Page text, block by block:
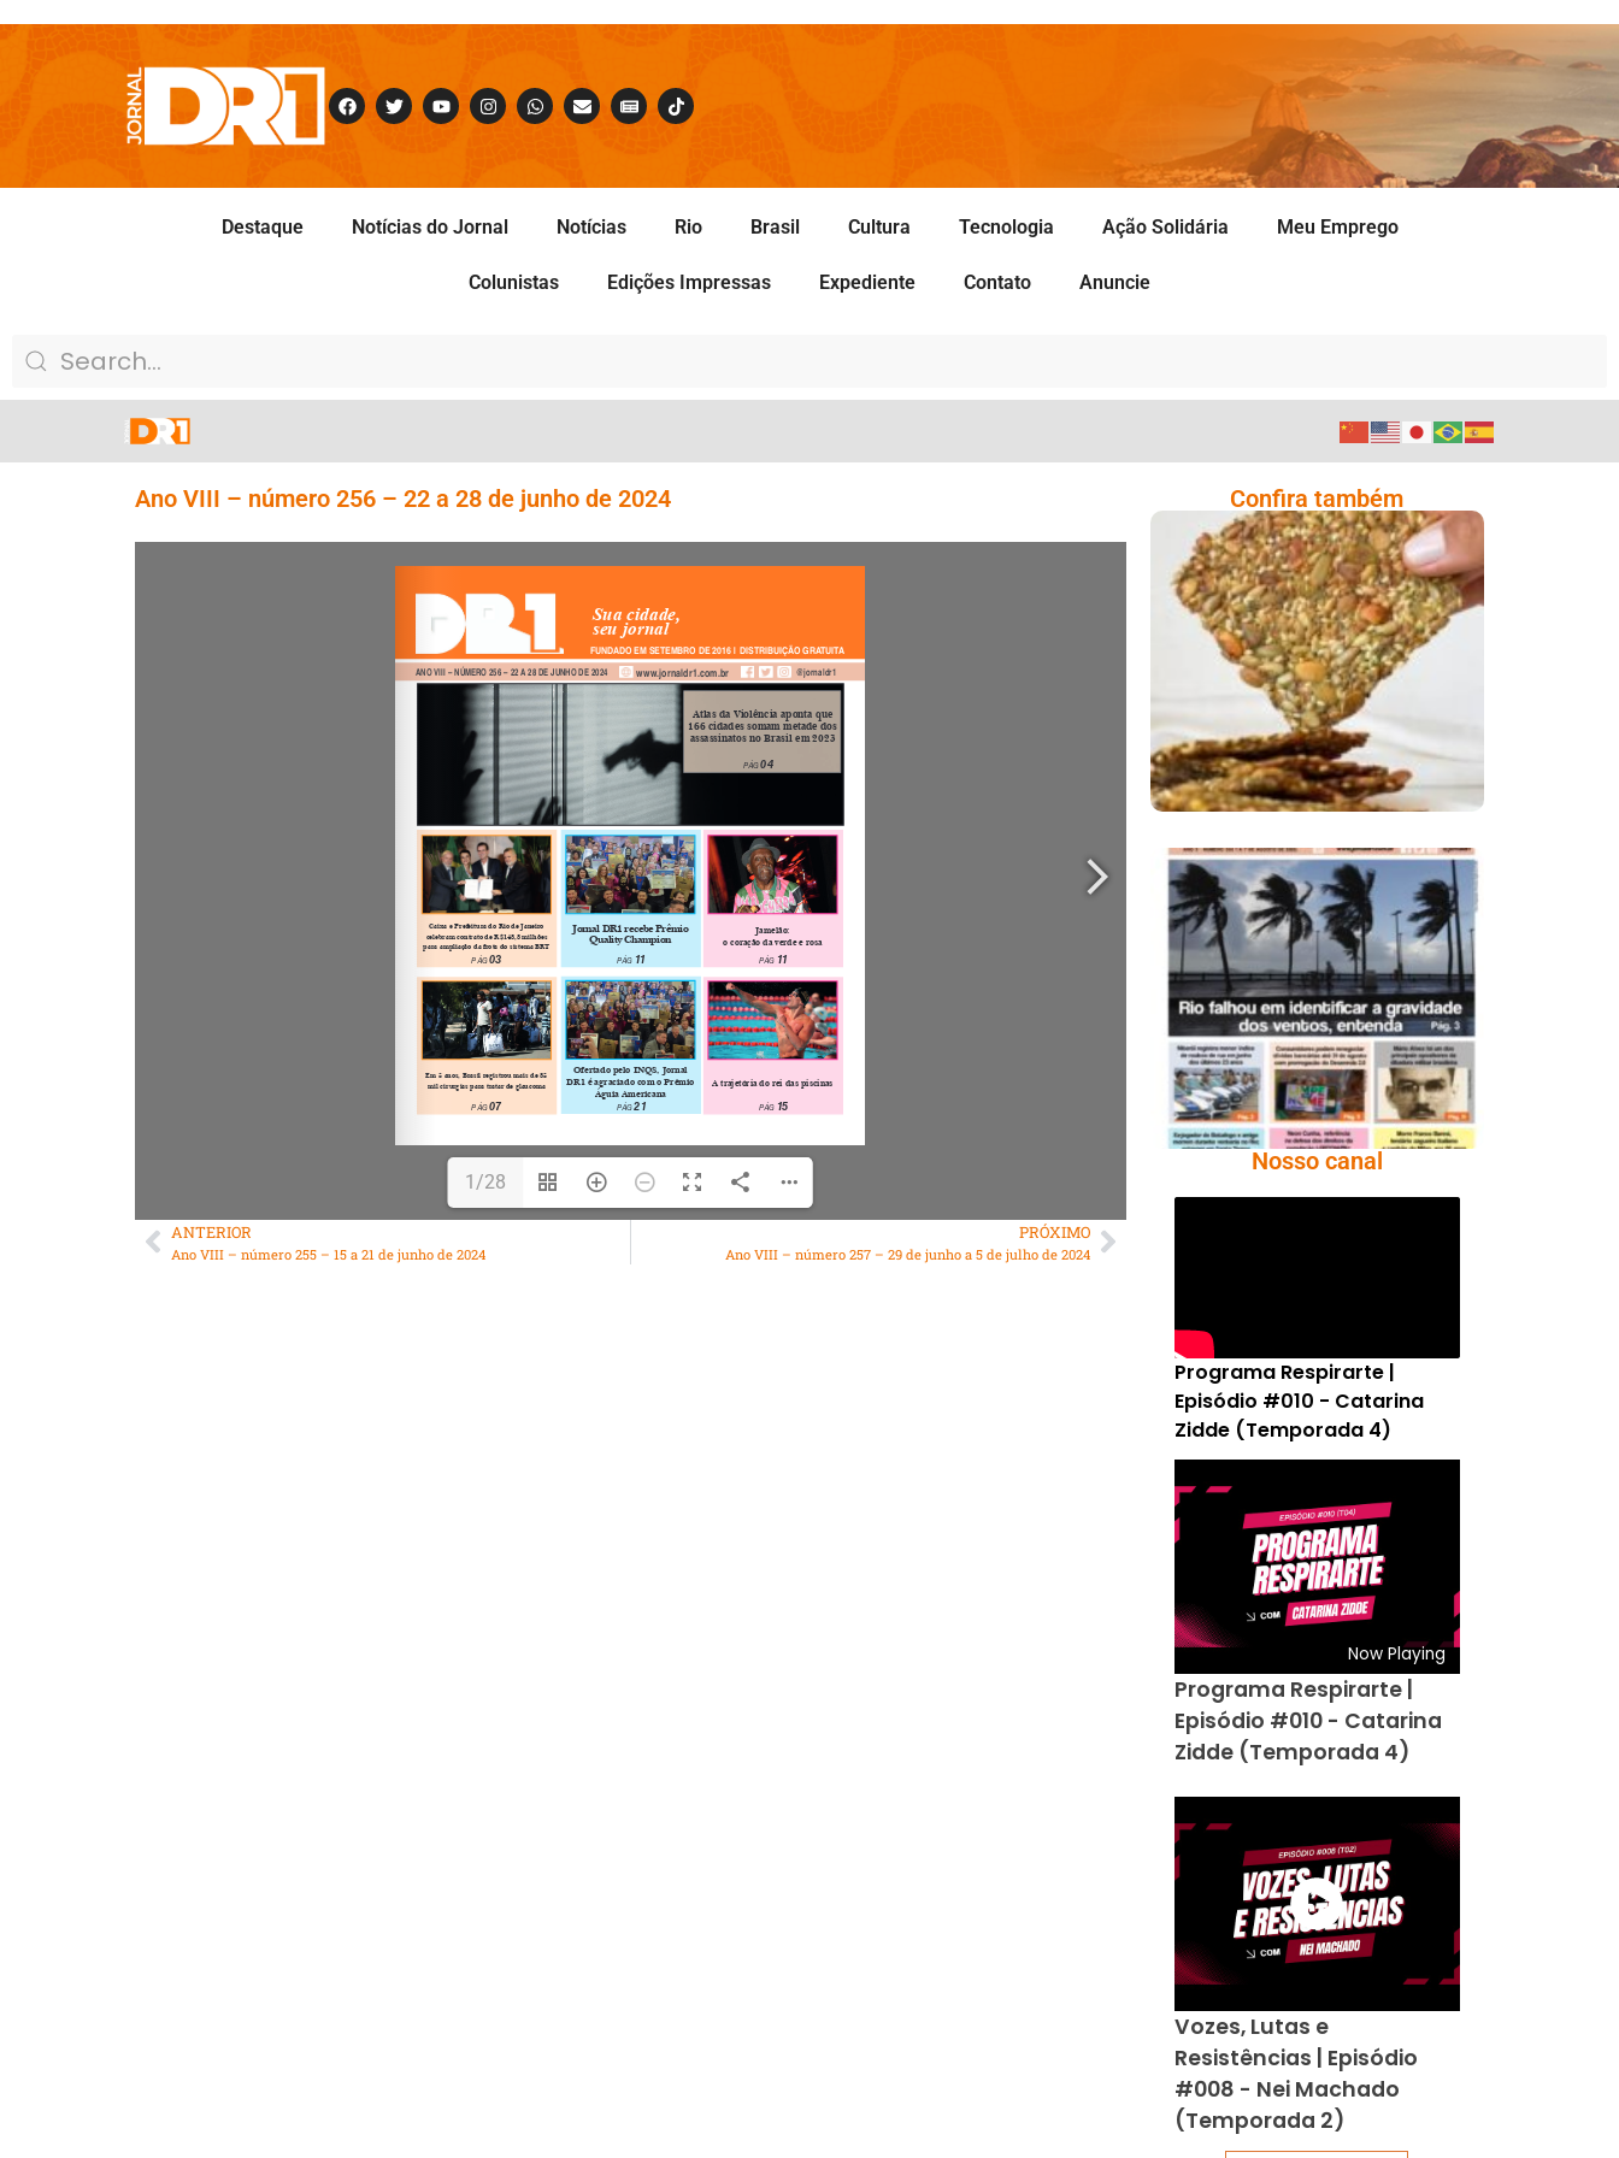
Destaque Notícias do Jornal Notícias Rio Brasil Cultura Tecnologia Ação Solidária Meu Emprego
Colunistas Edições Impressas Expediente Contato Anuncie
Ano VIII – número 256 – 22 a 28 de junho de 2024
1/28
ANTERIOR
Ano VIII – número 255 – 15 a 21 de junho de 2024
PRÓXIMO
Ano VIII – número 257 – 29 de junho a 5 de julho de 2024
Confira também
Comer Bem: Cracker
De Sementes
Ano X – Número 366
01 A 07 De Agosto De
2026
Nosso canal
Programa Respirarte |
Episódio #010 - Catarina
Zidde (Temporada 4)
Now Playing
Programa Respirarte |
Episódio #010 - Catarina
Zidde (Temporada 4)
Vozes, Lutas e
Resistências | Episódio
#008 - Nei Machado
(Temporada 2)